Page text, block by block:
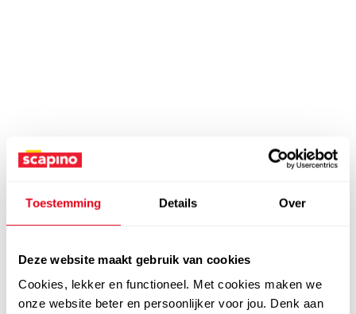
Toestemming Details Over
Deze website maakt gebruik van cookies
Cookies, lekker en functioneel. Met cookies maken we
onze website beter en persoonlijker voor jou. Denk aan